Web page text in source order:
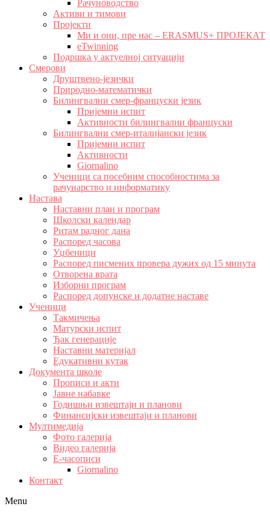
Рачуноводство
Активи и тимови
Пројекти
Ми и они, пре нас – ERASMUS+ ПРОЈЕКАТ
eTwinning
Подршка у актуелној ситуацији
Смерови
Друштвено-језички
Природно-математички
Билингвални смер-француски језик
Пријемни испит
Активности билингвални француски
Билингвални смер-италијански језик
Пријемни испит
Активности
Giornalino
Ученици са посебним способностима за
рачунарство и информатику
Настава
Наставни план и програм
Школски календар
Ритам радног дана
Распоред часова
Уџбеници
Распоред писмених провера дужих од 15 минута
Отворена врата
Изборни програм
Распоред допунске и додатне наставе
Ученици
Такмичења
Матурски испит
Ђак генерације
Наставни материјал
Едукативни кутак
Документа школе
Прописи и акти
Јавне набавке
Годишњи извештаји и планови
Финансијски извештаји и планови
Мултимедија
Фото галерија
Видео галерија
Е-часописи
Giornalino
Контакт
Menu